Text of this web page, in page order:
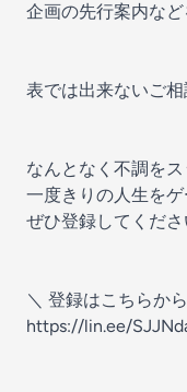
企画の先行案内な
表では出来ないご
なんとなく不調をス
一度きりの人生を
ぜひ登録してくだ
＼ 登録はこちらか
https://lin.ee/